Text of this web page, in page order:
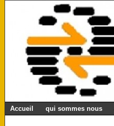
Accueil qui sommes nous